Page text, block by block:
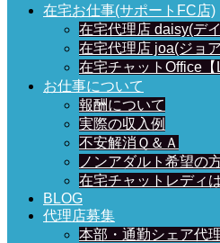
在宅お仕事(サポートFC店)
在宅代理店 daisy(デ
在宅代理店 joa(ジョ
在宅チャットOffice
お仕事について
報酬について
実際の収入例
不安解消Ｑ＆Ａ
ノンアダルト希望の
在宅チャットレディ
BLOG
代理店募集
本部・通勤シェア代